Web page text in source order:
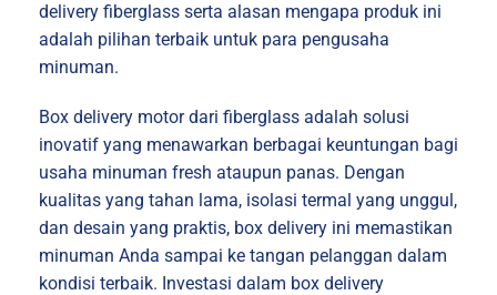
delivery fiberglass serta alasan mengapa produk ini
adalah pilihan terbaik untuk para pengusaha
minuman.
Box delivery motor dari fiberglass adalah solusi
inovatif yang menawarkan berbagai keuntungan bagi
usaha minuman fresh ataupun panas. Dengan
kualitas yang tahan lama, isolasi termal yang unggul,
dan desain yang praktis, box delivery ini memastikan
minuman Anda sampai ke tangan pelanggan dalam
kondisi terbaik. Investasi dalam box delivery